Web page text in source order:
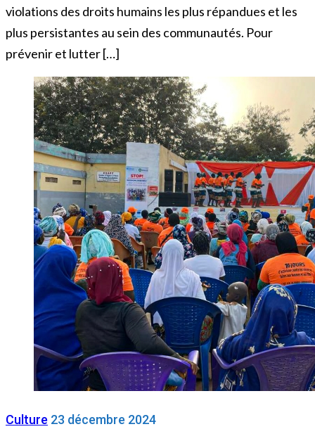
violations des droits humains les plus répandues et les
plus persistantes au sein des communautés. Pour
prévenir et lutter […]
Culture 23 décembre 2024